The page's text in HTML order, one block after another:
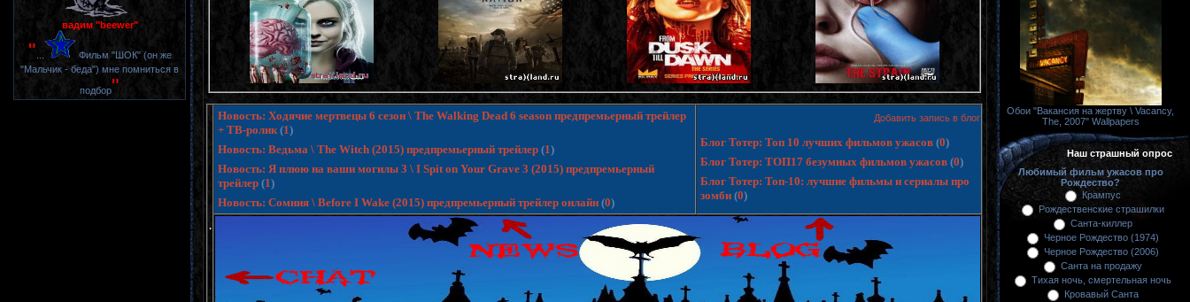
вадим "beewer"
"
Фильм "ШОК" (он же
"Мальчик - беда") мне помниться в
подбор"
.
Новость: Ходячие мертвецы 6 сезон \ The Walking Dead 6 season предпремьерный трейлер
+ ТВ-ролик (1)
Новость: Ведьма \ The Witch (2015) предпремьерный трейлер (1)
Новость: Я плюю на ваши могилы 3 \ I Spit on Your Grave 3 (2015) предпремьерный
трейлер (1)
Новость: Сомния \ Before I Wake (2015) предпремьерный трейлер онлайн (0)
Добавить запись в блог
Блог Тотер: Топ 10 лучших фильмов ужасов (0)
Блог Тотер: ТОП17 безумных фильмов ужасов (0)
Блог Тотер: Топ-10: лучшие фильмы и сериалы про
зомби (0)
Обои "Вакансия на жертву \ Vacancy,
The, 2007" Wallpapers
Наш страшный опрос
Любимый фильм ужасов про
Рождество?
Крампус
Рождественские страшилки
Санта-киллер
Черное Рождество (1974)
Черное Рождество (2006)
Санта на продажу
Тихая ночь, смертельная ночь
Кровавый Санта